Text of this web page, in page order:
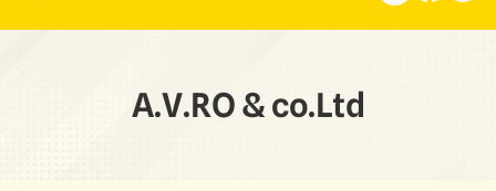
A.V.RO & co.Ltd